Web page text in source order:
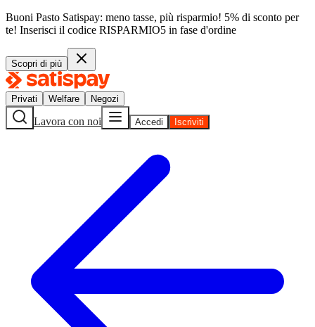
Buoni Pasto Satispay: meno tasse, più risparmio! 5% di sconto per
te! Inserisci il codice RISPARMIO5 in fase d'ordine
Scopri di più
Privati Welfare Negozi
Lavora con noi Accedi Iscriviti